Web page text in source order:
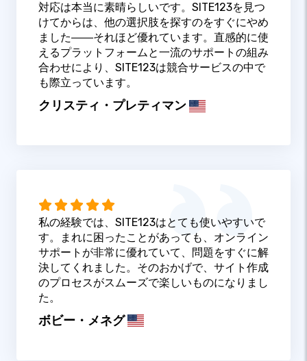
対応は本当に素晴らしいです。SITE123を見つ
けてからは、他の選択肢を探すのをすぐにやめ
ました――それほど優れています。直感的に使
えるプラットフォームと一流のサポートの組み
合わせにより、SITE123は競合サービスの中で
も際立っています。
クリスティ・プレティマン
私の経験では、SITE123はとても使いやすいで
す。まれに困ったことがあっても、オンライン
サポートが非常に優れていて、問題をすぐに解
決してくれました。そのおかげで、サイト作成
のプロセスがスムーズで楽しいものになりまし
た。
ボビー・メネグ